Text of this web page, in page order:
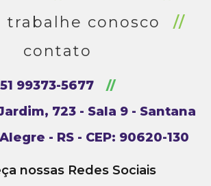
trabalhe conosco
//
contato
51 99373-5677
//
723 - Sala 9 - Santana
- RS - CEP: 90620-130
nossas Redes Sociais